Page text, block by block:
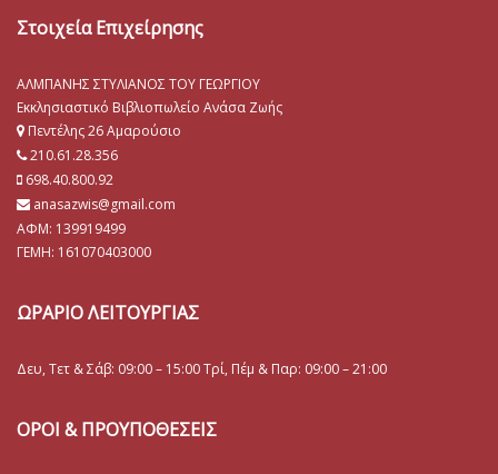
Στοιχεία Επιχείρησης
ΑΛΜΠΑΝΗΣ ΣΤΥΛΙΑΝΟΣ ΤΟΥ ΓΕΩΡΓΙΟΥ
Εκκλησιαστικό Βιβλιοπωλείο Ανάσα Ζωής
Πεντέλης 26 Αμαρούσιο
210.61.28.356
698.40.800.92
anasazwis@gmail.com
ΑΦΜ: 139919499
ΓΕΜΗ: 161070403000
ΩΡΑΡΙΟ ΛΕΙΤΟΥΡΓΙΑΣ
Δευ, Τετ & Σάβ: 09:00 – 15:00 Τρί, Πέμ & Παρ: 09:00 – 21:00
ΟΡΟΙ & ΠΡΟΥΠΟΘΕΣΕΙΣ